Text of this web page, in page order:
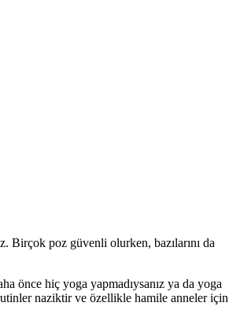
Birçok poz güvenli olurken, bazılarını da
önce hiç yoga yapmadıysanız ya da yoga
naziktir ve özellikle hamile anneler için